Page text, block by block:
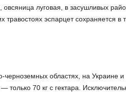
луговая, в засушливых
эспарцет сохраняется в
черноземных областях, на Украине
только 70 кг с гектара.